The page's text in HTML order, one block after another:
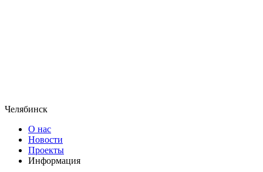
Челябинск
О нас
Новости
Проекты
Информация